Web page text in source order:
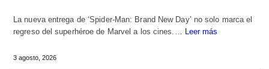
La nueva entrega de ‘Spider-Man: Brand New Day’ no solo marca el
regreso del superhéroe de Marvel a los cines.… Leer más
3 agosto, 2026